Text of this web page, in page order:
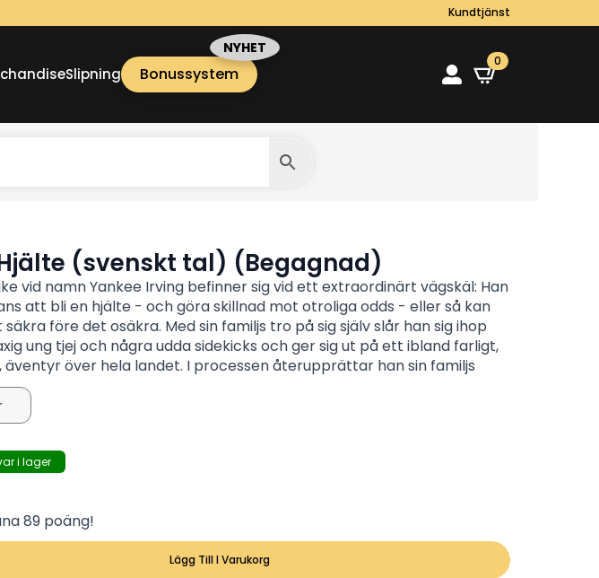
Kundtjänst
Slipning Bonussystem
0
(svenskt tal) (Begagnad)
vid namn Yankee Irving befinner sig vid ett extraordinärt vägskäl: Han
att bli en hjälte - och göra skillnad mot otroliga odds - eller så kan
före det osäkra. Med sin familjs tro på sig själv slår han sig ihop
ung tjej och några udda sidekicks och ger sig ut på ett ibland farligt,
över hela landet. I processen återupprättar han sin familjs
vän med världens största sportstjärna och avslöjar hjälten inom sig.
i lager
89 poäng!
Lägg Till I Varukorg